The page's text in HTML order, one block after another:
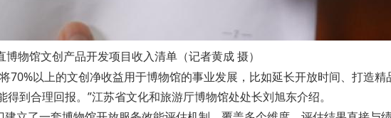
博物馆文创产品开发项目收入清单（记者黄成 摄）
70%以上的文创净收益用于博物馆的事业发展，比如延长开放时间、打造
到合理回报。”江苏省文化和旅游厅博物馆处处长刘旭东介绍。